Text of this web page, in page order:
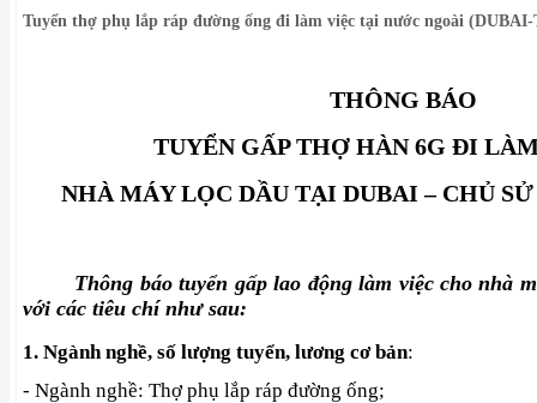
Tuyển thợ phụ lắp ráp đường ống đi làm việc tại nước ngoài
THÔNG BÁO
TUYỂN GẤP THỢ HÀN 6G ĐI
NHÀ MÁY LỌC DẦU TẠI DUBAI – CHỦ
Thông báo tuyển gấp lao động làm việc cho nhà
với các tiêu chí như sau:
1. Ngành nghề, số lượng tuyển, lương cơ bản:
- Ngành nghề: Thợ phụ lắp ráp đường ống;